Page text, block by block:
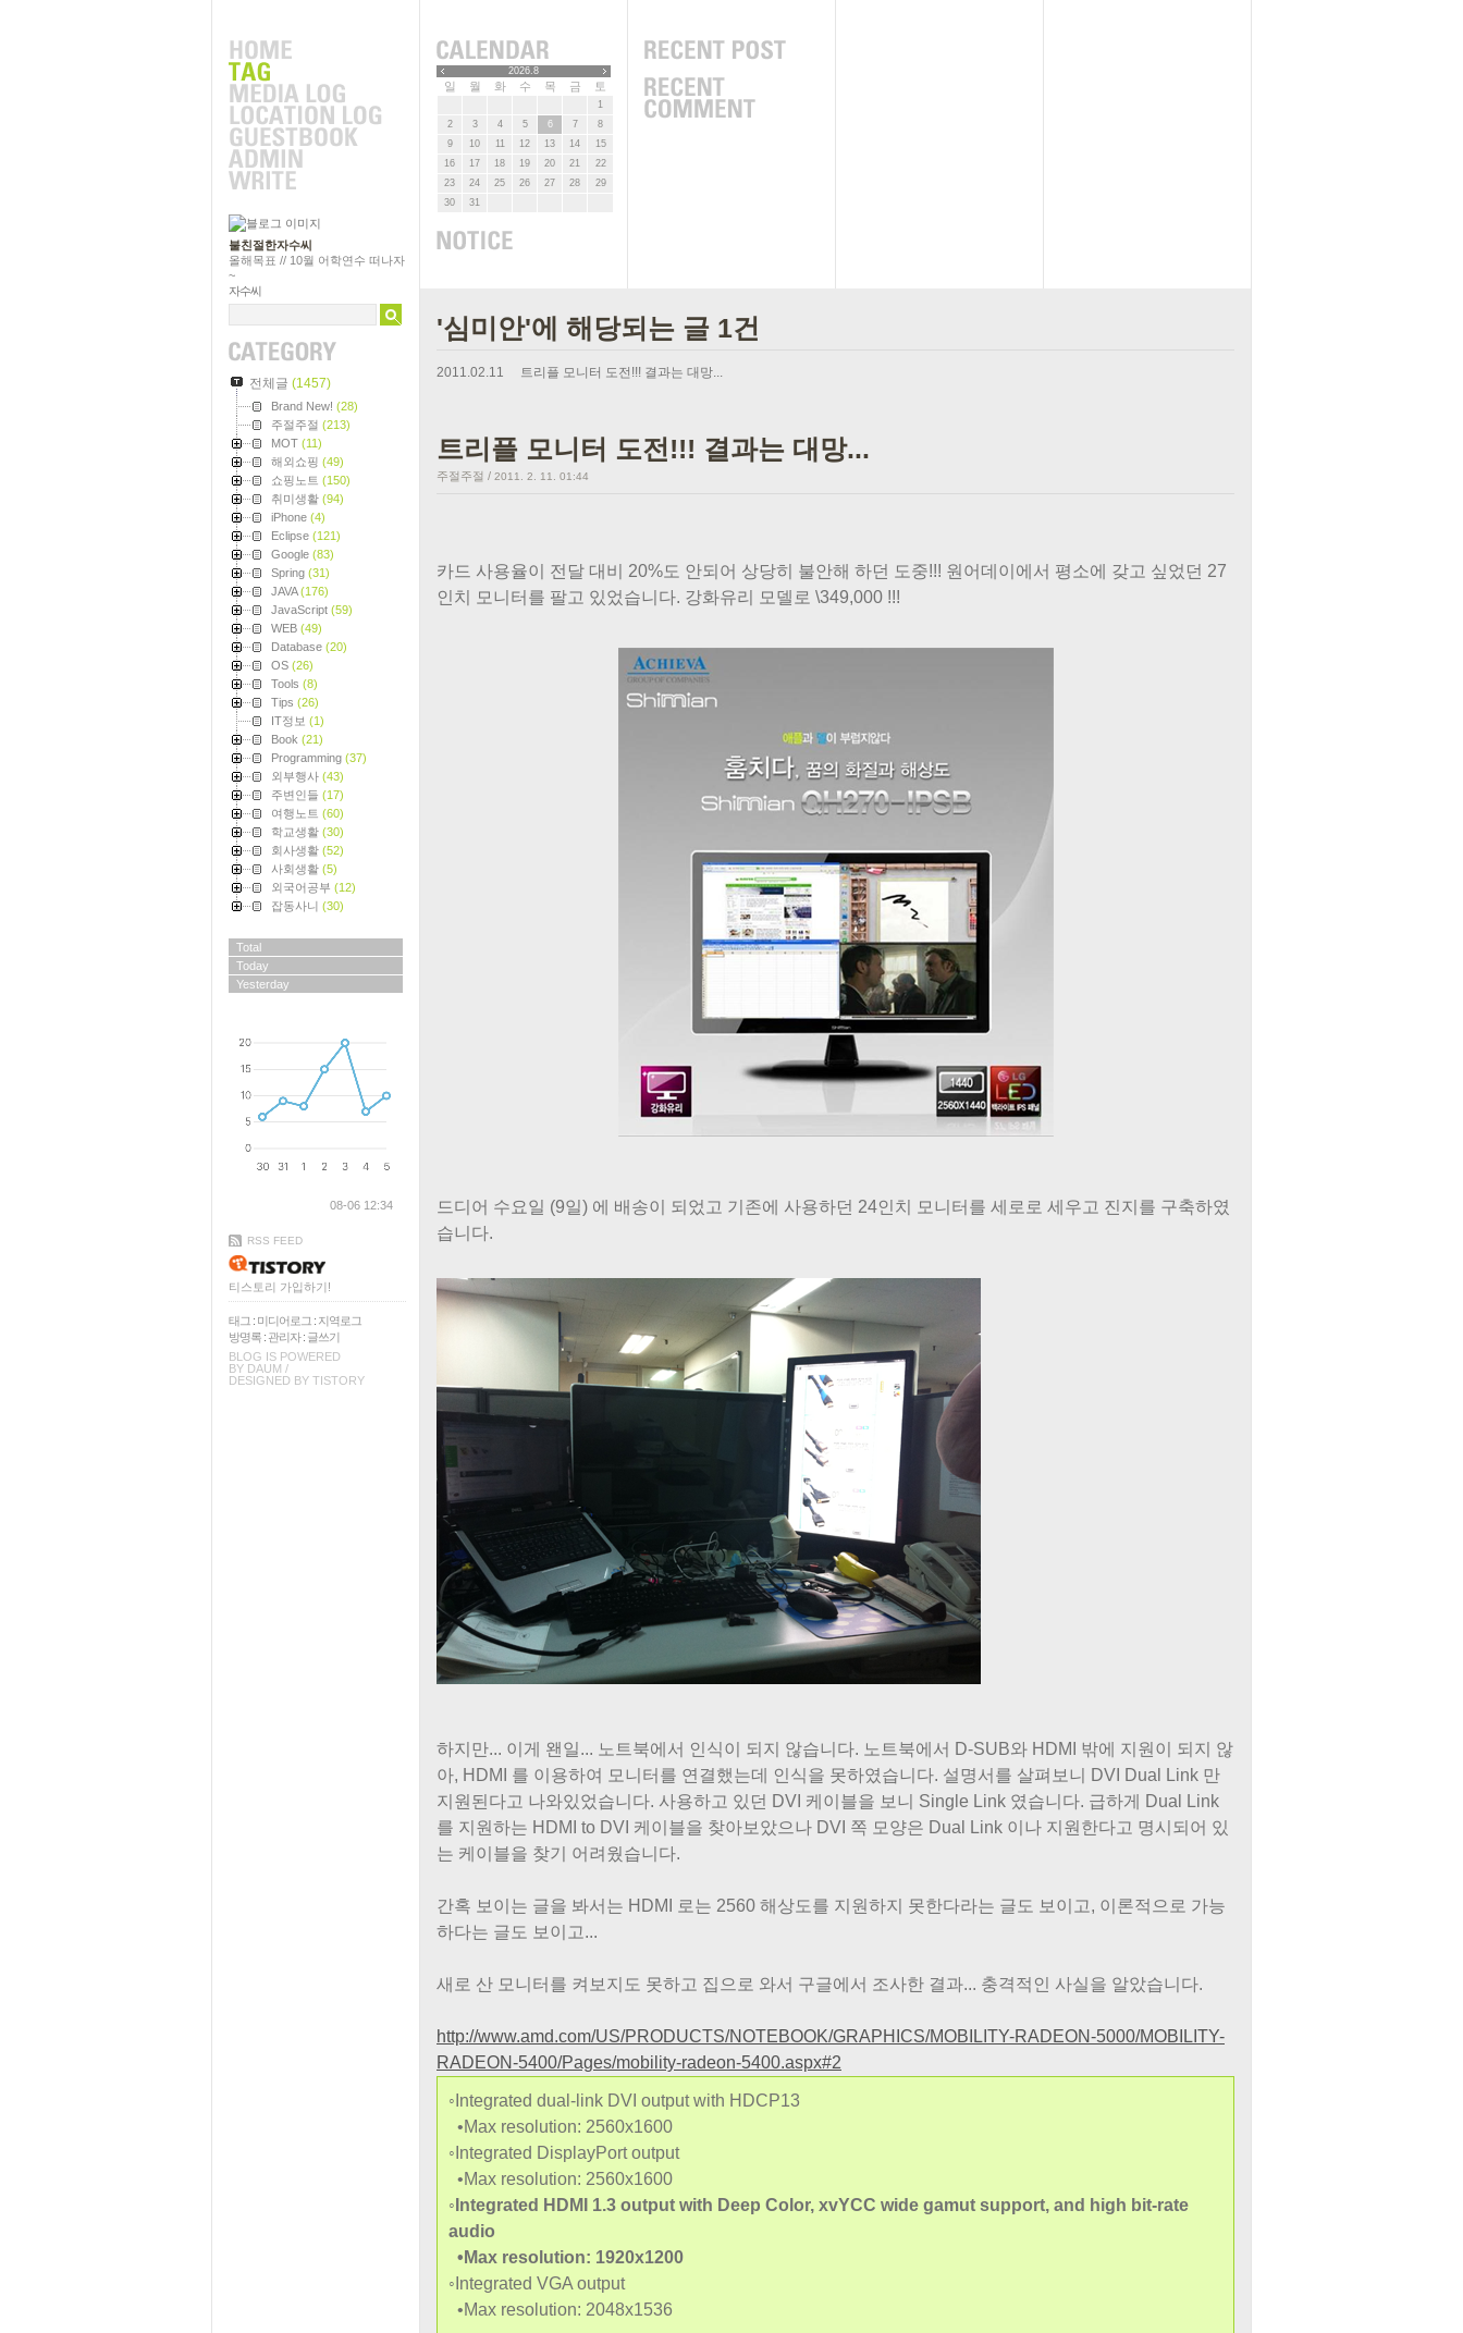
불친절한자수씨
올해목표 // 10월 어학연수 떠나자
~
자수씨
전체글 (1457)
Brand New! (28)
주절주절 (213)
MOT (11)
해외쇼핑 (49)
쇼핑노트 (150)
취미생활 (94)
iPhone (4)
Eclipse (121)
Google (83)
Spring (31)
JAVA(176)
JavaScript (59)
WEB (49)
Database (20)
OS (26)
Tools (8)
Tips (26)
IT정보 (1)
Book (21)
Programming (37)
외부행사 (43)
주변인들 (17)
여행노트 (60)
학교생활 (30)
회사생활 (52)
사회생활 (5)
외국어공부 (12)
잡동사니 (30)
Total
Today
Yesterday
08-06 12:34
RSS FEED
티스토리 가입하기!
태그 : 미디어로그 : 지역로그
방명록 : 관리자: 글쓰기
BLOG IS POWERED
BY DAUM /
DESIGNED BY TISTORY
2026.8
일 월 화 수 목 금 토
1
2
3 4 5 6 7
8
9
10 11 12 13 14
15
16
17 18 19 20 21
22
23
24 25 26 27 28
29
30
31
'심미안'에 해당되는 글 1건
2011.02.11 트리플 모니터 도전!!! 결과는 대망...
트리플 모니터 도전!!! 결과는 대망...
주절주절 / 2011. 2. 11. 01:44
카드 사용율이 전달 대비 20%도 안되어 상당히 불안해 하던 도중!!! 원어데이에서 평소에 갖고 싶었던 27
인치 모니터를 팔고 있었습니다. 강화유리 모델로 \349,000 !!!
드디어 수요일 (9일) 에 배송이 되었고 기존에 사용하던 24인치 모니터를 세로로 세우고 진지를 구축하였
습니다.
하지만... 이게 왠일... 노트북에서 인식이 되지 않습니다. 노트북에서 D-SUB와 HDMI 밖에 지원이 되지 않
아, HDMI 를 이용하여 모니터를 연결했는데 인식을 못하였습니다. 설명서를 살펴보니 DVI Dual Link 만
지원된다고 나와있었습니다. 사용하고 있던 DVI 케이블을 보니 Single Link 였습니다. 급하게 Dual Link
를 지원하는 HDMI to DVI 케이블을 찾아보았으나 DVI 쪽 모양은 Dual Link 이나 지원한다고 명시되어 있
는 케이블을 찾기 어려웠습니다.
간혹 보이는 글을 봐서는 HDMI 로는 2560 해상도를 지원하지 못한다라는 글도 보이고, 이론적으로 가능
하다는 글도 보이고...
새로 산 모니터를 켜보지도 못하고 집으로 와서 구글에서 조사한 결과... 충격적인 사실을 알았습니다.
http://www.amd.com/US/PRODUCTS/NOTEBOOK/GRAPHICS/MOBILITY-RADEON-5000/MOBILITY-
RADEON-5400/Pages/mobility-radeon-5400.aspx#2
◦Integrated dual-link DVI output with HDCP13
•Max resolution: 2560x1600
◦Integrated DisplayPort output
•Max resolution: 2560x1600
◦Integrated HDMI 1.3 output with Deep Color, xvYCC wide gamut support, and high bit-rate
audio
•Max resolution: 1920x1200
◦Integrated VGA output
•Max resolution: 2048x1536